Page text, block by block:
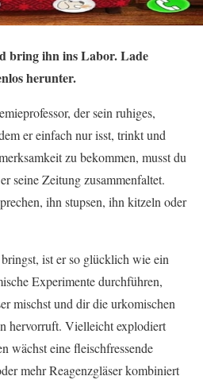
bring ihn ins Labor.Lade
herunter.
der sein ruhiges,
er einfach nur isst, trinkt und
zu bekommen, musst du
seine Zeitung zusammenfaltet.
ihn stupsen, ihn kitzeln oder
ist er so glücklich wie ein
Experimente durchführen,
mischst und dir die urkomischen
hervorruft. Vielleicht explodiert
wächst eine fleischfressende
mehr Reagenzgläser kombiniert